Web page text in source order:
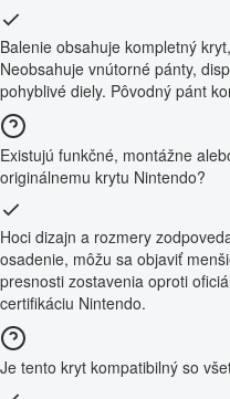
Balenie obsahuje kompletný
Neobsahuje vnútorné pánty,
pohyblivé diely. Pôvodný pánt
Existujú funkčné, montážne
originálnemu krytu Nintendo?
Hoci dizajn a rozmery
osadenie, môžu sa objaviť
presnosti zostavenia oproti
certifikáciu Nintendo.
Je tento kryt kompatibilný so